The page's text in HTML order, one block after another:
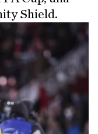
Shield.